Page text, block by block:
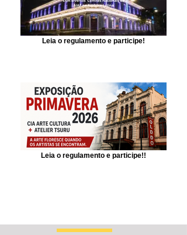
Leia o regulamento e participe!
Leia o regulamento e participe!!